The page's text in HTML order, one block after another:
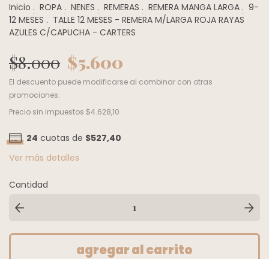
Inicio . ROPA . NENES . REMERAS . REMERA MANGA LARGA . 9-
12 MESES . TALLE 12 MESES - REMERA M/LARGA ROJA RAYAS
AZULES C/CAPUCHA - CARTERS
$8.000 $5.600
El descuento puede modificarse al combinar con otras
promociones.
Precio sin impuestos $4.628,10
24 cuotas de $527,40
Ver más detalles
Cantidad